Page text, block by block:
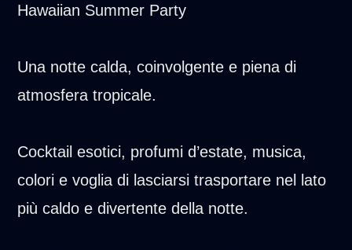
Hawaiian Summer Party
Una notte calda, coinvolgente e piena di
atmosfera tropicale.
Cocktail esotici, profumi d’estate, musica,
colori e voglia di lasciarsi trasportare nel lato
più caldo e divertente della notte.